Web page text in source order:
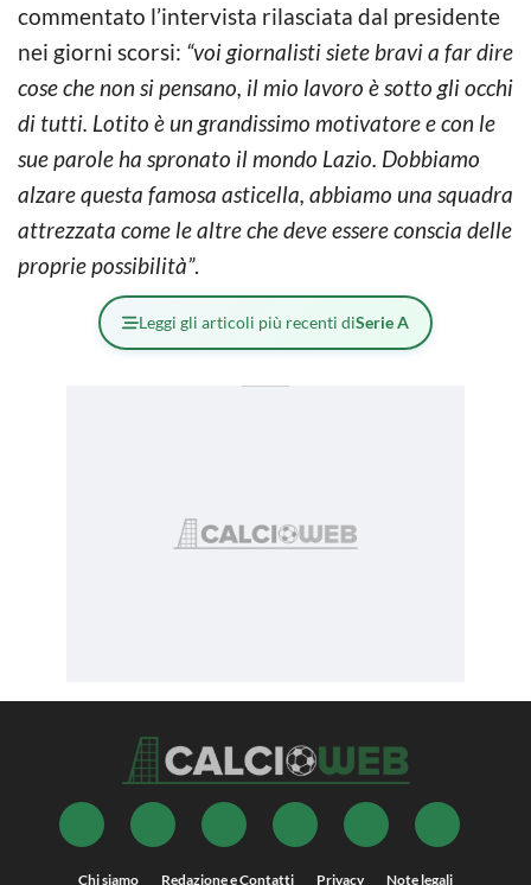
commentato l’intervista rilasciata dal presidente
nei giorni scorsi: “voi giornalisti siete bravi a far dire
cose che non si pensano, il mio lavoro è sotto gli occhi
di tutti. Lotito è un grandissimo motivatore e con le
sue parole ha spronato il mondo Lazio. Dobbiamo
alzare questa famosa asticella, abbiamo una squadra
attrezzata come le altre che deve essere conscia delle
proprie possibilità”.
Leggi gli articoli più recenti diSerie A
Chi siamo Redazione e Contatti Privacy Note legali